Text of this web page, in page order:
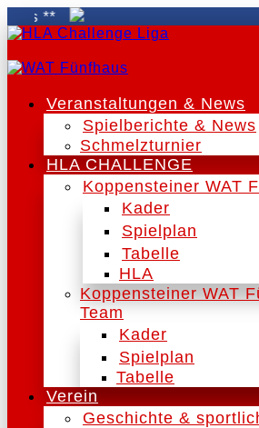
Veranstaltungen & News
Spielberichte & News
Schmelzturnier
HLA CHALLENGE
Koppensteiner WAT
Kader
Spielplan
Tabelle
HLA
Koppensteiner WAT
Team
Kader
Spielplan
Tabelle
Verein
Geschichte &